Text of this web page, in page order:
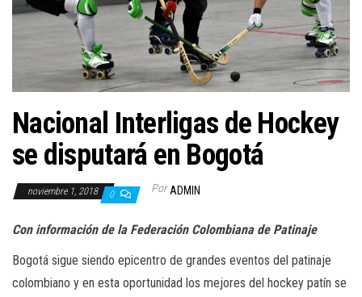
c
i
ó
n
Nacional Interligas de Hockey
se disputará en Bogotá
noviembre 1, 2018 0 Por ADMIN
Con información de la Federación Colombiana de Patinaje
Bogotá sigue siendo epicentro de grandes eventos del patinaje
colombiano y en esta oportunidad los mejores del hockey patín se